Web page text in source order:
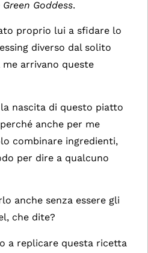
Green Goddess.
proprio lui a sfidare lo
diverso dal solito
me arrivano queste
nascita di questo piatto
anche per me
combinare ingredienti,
per dire a qualcuno
anche senza essere gli
che dite?
a replicare questa ricetta